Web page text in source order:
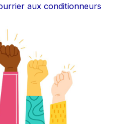
aux conditionneurs